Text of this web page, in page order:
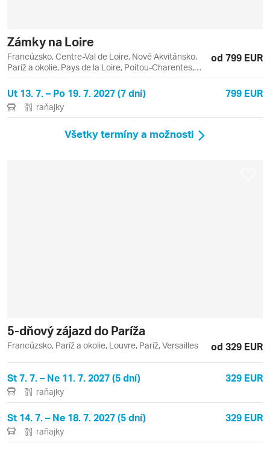
Zámky na Loire
Francúzsko, Centre-Val de Loire, Nové Akvitánsko,
Paríž a okolie, Pays de la Loire, Poitou-Charentes,
Amboise, Blois, Chartres, Cheverny, Chinon, Orléans,
Paríž, Poitiers, Tours, Versailles, Villandry
od 799 EUR
Ut 13. 7. – Po 19. 7. 2027 (7 dní) 799 EUR
raňajky
Všetky termíny a možnosti
5-dňový zájazd do Paríža
Francúzsko, Paríž a okolie, Louvre, Paríž, Versailles od 329 EUR
St 7. 7. – Ne 11. 7. 2027 (5 dní) 329 EUR
raňajky
St 14. 7. – Ne 18. 7. 2027 (5 dní) 329 EUR
raňajky